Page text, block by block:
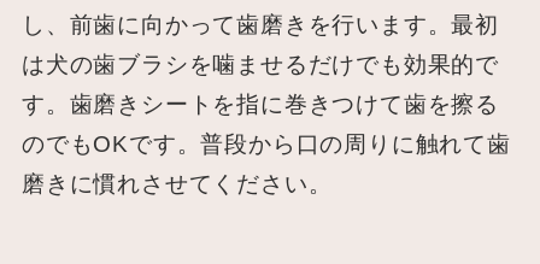
し、前歯に向かって歯磨きを行います。最初
は犬の歯ブラシを噛ませるだけでも効果的で
す。歯磨きシートを指に巻きつけて歯を擦る
のでもOKです。普段から口の周りに触れて歯
磨きに慣れさせてください。